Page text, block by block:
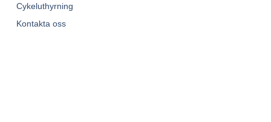
Cykeluthyrning
Kontakta oss